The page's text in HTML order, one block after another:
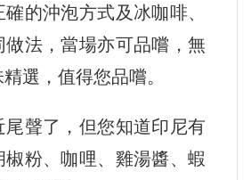
的沖泡方式及冰咖啡、
做法，當場亦可品嚐，無
選，值得您品嚐。
聲了，但您知道印尼有
粉、咖哩、雞湯醬、蝦